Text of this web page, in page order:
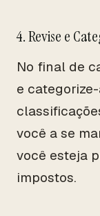
4. Revise e
No final de
e
você a se
você esteja
impostos.